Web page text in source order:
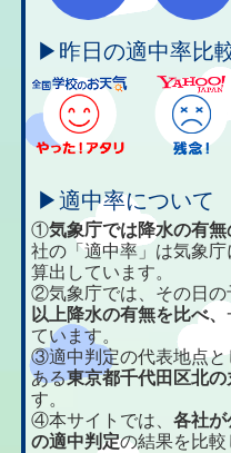
▶昨日の適中率比
▶適中率について
①気象庁では降水の有
社の「適中率」は気象
算出しています。
②気象庁では、その日の
以上降水の有無を比べ、
ています。
③適中判定の代表地点と
ある東京都千代田区北
す。
④本サイトでは、各社が
の適中判定の結果を比較